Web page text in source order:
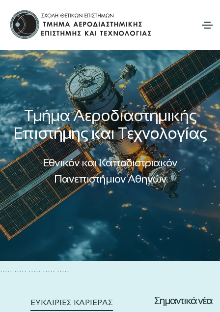
(An unexpected error occurred: #249773)
Τμήμα Αεροδιαστημικής
Επιστήμης και Τεχνολογίας
Εθνικόν και Καποδιστριακόν
Πανεπιστήμιον Αθηνών
..... ..... ..... ..... .....
ΕΥΚΑΙΡΙΕΣ ΚΑΡΙΕΡΑΣ Σημαντικά νέα